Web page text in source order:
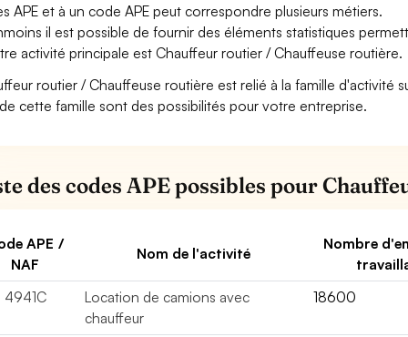
APE et à un code APE peut correspondre plusieurs métiers.
il est possible de fournir des éléments statistiques
activité principale est Chauffeur routier / Chauffeuse routière.
routier / Chauffeuse routière est relié à la famille d'activité
cette famille sont des possibilités pour votre entreprise.
des codes APE possibles pour
APE /
NAF
Nom de l'activité
Nombre
4941C
Location de camions avec
chauffeur
18600